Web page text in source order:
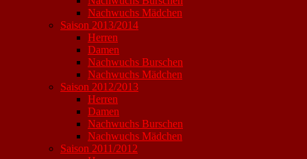
Nachwuchs Mädchen
Saison 2013/2014
Herren
Damen
Nachwuchs Burschen
Nachwuchs Mädchen
Saison 2012/2013
Herren
Damen
Nachwuchs Burschen
Nachwuchs Mädchen
Saison 2011/2012